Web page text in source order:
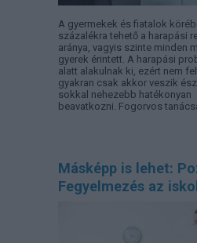
A gyermekek és fiatalok
százalékra tehető a harapási
aránya, vagyis szinte minden
gyerek érintett. A harapási
alatt alakulnak ki, ezért nem
gyakran csak akkor veszik
sokkal nehezebb hatékonyan
beavatkozni. Fogorvos
Másképp is lehet:
Fegyelmezés az